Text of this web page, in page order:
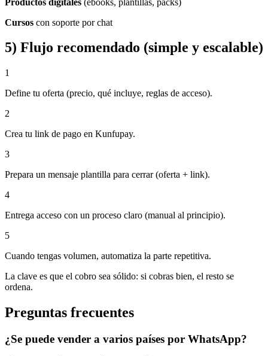
Cursos con soporte por chat
5) Flujo recomendado (simple y escalable)
1
Define tu oferta (precio, qué incluye, reglas de acceso).
2
Crea tu link de pago en Kunfupay.
3
Prepara un mensaje plantilla para cerrar (oferta + link).
4
Entrega acceso con un proceso claro (manual al principio).
5
Cuando tengas volumen, automatiza la parte repetitiva.
La clave es que el cobro sea sólido: si cobras bien, el resto se
ordena.
Preguntas frecuentes
¿Se puede vender a varios países por WhatsApp?